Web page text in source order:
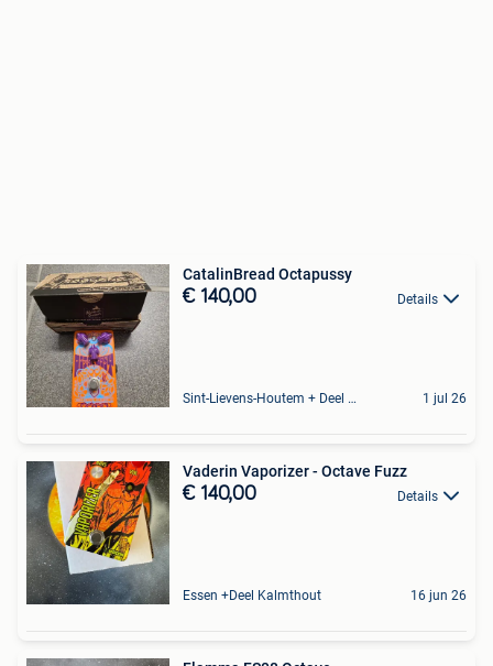
CatalinBread Octapussy
€ 140,00 Details
Sint-Lievens-Houtem + Deel Oombergen 1 jul 26
Vaderin Vaporizer - Octave Fuzz
€ 140,00 Details
Essen +Deel Kalmthout 16 jun 26